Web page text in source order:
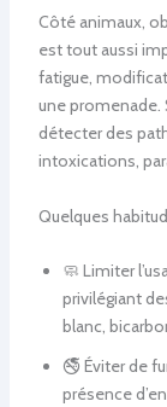
Côté animaux,
est tout aussi
fatigue,
une promenade.
détecter des
intoxications,
Quelques
🧼 Limiter
privilégiant
blanc,
🚭 Éviter de
présence